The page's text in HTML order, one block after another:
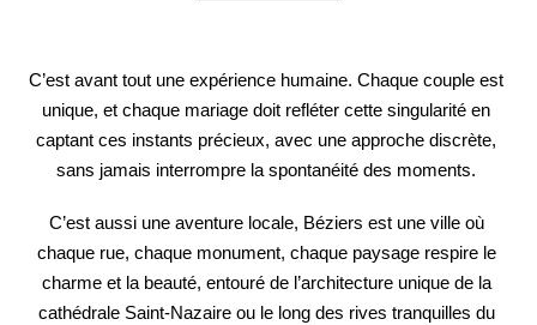
C’est avant tout une expérience humaine. Chaque couple est
unique, et chaque mariage doit refléter cette singularité en
captant ces instants précieux, avec une approche discrète,
sans jamais interrompre la spontanéité des moments.
C’est aussi une aventure locale, Béziers est une ville où
chaque rue, chaque monument, chaque paysage respire le
charme et la beauté, entouré de l’architecture unique de la
cathédrale Saint-Nazaire ou le long des rives tranquilles du